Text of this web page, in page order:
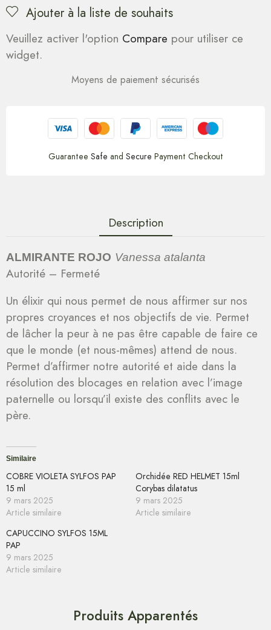
Ajouter à la liste de souhaits
Veuillez activer l'option Compare pour utiliser ce
widget.
Moyens de paiement sécurisés
Guarantee Safe and Secure Payment Checkout
Description
ALMIRANTE ROJO Vanessa atalanta
Autorité – Fermeté
Un élixir qui nous permet de nous affirmer sur nos
propres croyances et nos objectifs de vie. Permet
de lâcher la peur à ne pas être capable de faire ce
que le monde (et nous-mêmes) attend de nous.
Permet d’affirmer notre autorité et aide dans la
résolution des blocages en relation avec l’image
paternelle ou lorsqu’il existe des conflits avec le
père.
Similaire
COBRE VIOLETA SYLFOS PAP
15 ml
9 mars 2025
Article similaire
Orchidée RED HELMET 15ml
Corybas dilatatus
9 mars 2025
Article similaire
CAPUCCINO SYLFOS 15ML
PAP
9 mars 2025
Article similaire
Produits Apparentés